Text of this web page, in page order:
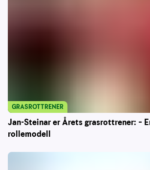
Jan-Steinar er Årets grasrottrener: –
rollemodell
GRASROTTRENER